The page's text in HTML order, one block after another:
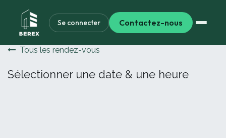
Se connecter Contactez-nous
Tous les rendez-vous
Sélectionner une date & une heure